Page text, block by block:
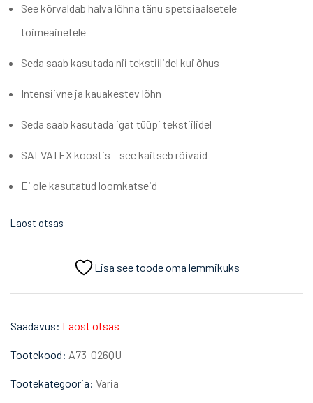
See kõrvaldab halva lõhna tänu spetsiaalsetele
toimeainetele
Seda saab kasutada nii tekstiilidel kui õhus
Intensiivne ja kauakestev lõhn
Seda saab kasutada igat tüüpi tekstiilidel
SALVATEX koostis – see kaitseb rõivaid
Ei ole kasutatud loomkatseid
Laost otsas
Lisa see toode oma lemmikuks
Saadavus: Laost otsas
Tootekood: A73-026QU
Tootekategooria: Varia